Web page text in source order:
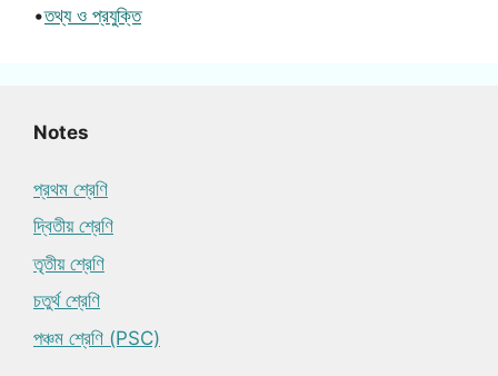
•তথ্য ও প্রযুক্তি
Notes
প্রথম শ্রেণি
দ্বিতীয় শ্রেণি
তৃতীয় শ্রেণি
চতুর্থ শ্রেণি
পঞ্চম শ্রেণি (PSC)